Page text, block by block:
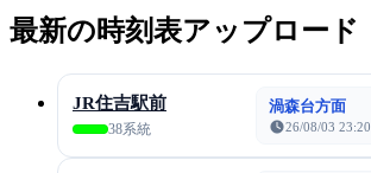
最新の時刻表アップロード
JR住吉駅前
38系統
渦森台方面
26/08/03 23:20